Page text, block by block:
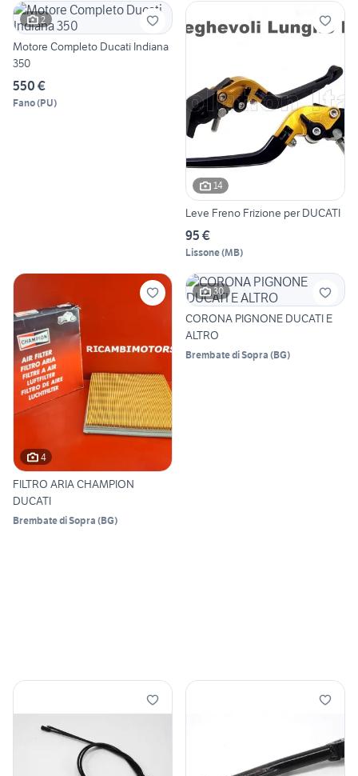
2
Motore Completo Ducati Indiana
350
550 €
Fano(PU)
14
Leve Freno Frizione per DUCATI
95 €
Lissone(MB)
4
FILTRO ARIA CHAMPION
DUCATI
Brembate di Sopra (BG)
30
CORONA PIGNONE DUCATI E
ALTRO
Brembate di Sopra (BG)